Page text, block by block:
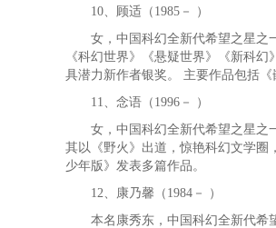
10、顾适（1985－ ）
女，中国科幻全新代希望之星之一
《科幻世界》《悬疑世界》《新科
具潜力新作者银奖。 主要作品包括
11、念语（1996－ ）
女，中国科幻全新代希望之星之一
其以《野火》出道，惊艳科幻文学圈
少年版》发表多篇作品。
12、康乃馨（1984－ ）
本名康秀东，中国科幻全新代希望